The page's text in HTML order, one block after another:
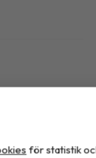
för statistik